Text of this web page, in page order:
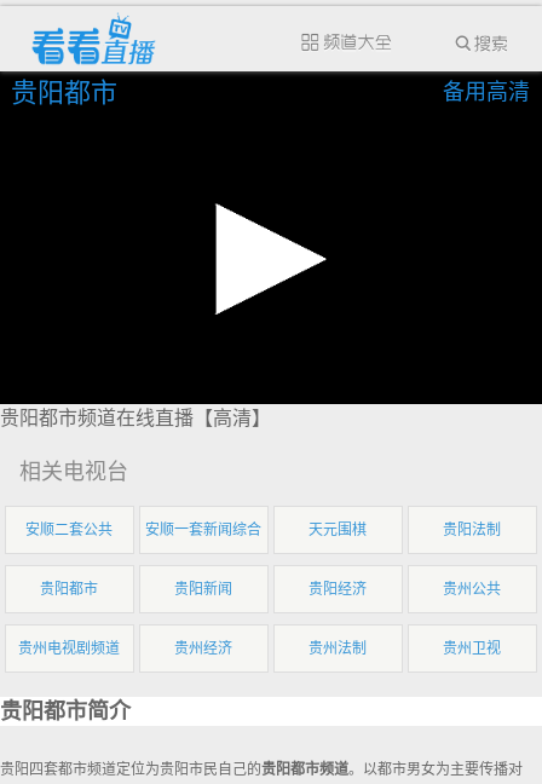
贵阳都市 备用高清
贵阳都市频道在线直播【高清】
相关电视台
安顺二套公共 安顺一套新闻综合 天元围棋 贵阳法制
贵阳都市 贵阳新闻 贵阳经济 贵州公共
贵州电视剧频道 贵州经济 贵州法制 贵州卫视
贵阳都市简介
贵阳四套都市频道定位为贵阳市民自己的贵阳都市频道。以都市男女为主要传播对